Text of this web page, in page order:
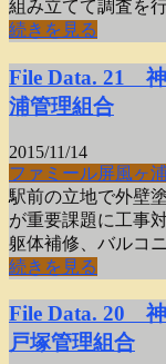
組み立てて調査を
続きを見る
File Data. 21 神
浦管理組合
2015/11/14
ファミール屏風ヶ浦
駅前の立地で外壁
が重要課題に工事
躯体補修、バルコ
続きを見る
File Data. 20
戸塚管理組合